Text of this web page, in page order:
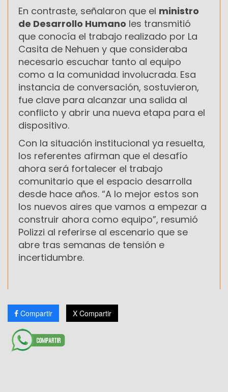
En contraste, señalaron que el ministro
de Desarrollo Humano les transmitió
que conocía el trabajo realizado por La
Casita de Nehuen y que consideraba
necesario escuchar tanto al equipo
como a la comunidad involucrada. Esa
instancia de conversación, sostuvieron,
fue clave para alcanzar una salida al
conflicto y abrir una nueva etapa para el
dispositivo.
Con la situación institucional ya resuelta,
los referentes afirman que el desafío
ahora será fortalecer el trabajo
comunitario que el espacio desarrolla
desde hace años. “A lo mejor estos son
los nuevos aires que vamos a empezar a
construir ahora como equipo”, resumió
Polizzi al referirse al escenario que se
abre tras semanas de tensión e
incertidumbre.
Compartir X Compartir